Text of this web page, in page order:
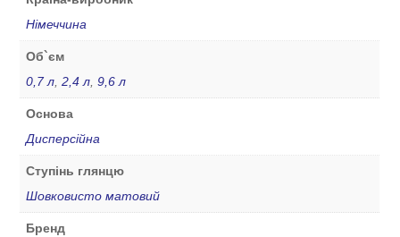
Німеччина
Об`єм
0,7 л ,2,4 л ,9,6 л
Основа
Дисперсійна
Ступінь глянцю
Шовковисто матовий
Бренд